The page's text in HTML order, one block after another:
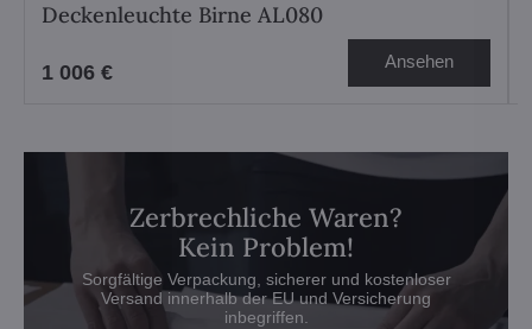
Deckenleuchte Birne AL080
1 006 € Ansehen
Zerbrechliche Waren?
Kein Problem!
Sorgfältige Verpackung, sicherer und kostenloser
Versand innerhalb der EU und Versicherung
inbegriffen.